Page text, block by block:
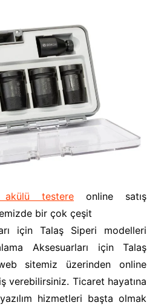
akülü testere online satış
bir çok çeşit
için Talaş Siperi modelleri
Aksesuarları için Talaş
sitemiz üzerinden online
verebilirsiniz. Ticaret hayatına
hizmetleri başta olmak